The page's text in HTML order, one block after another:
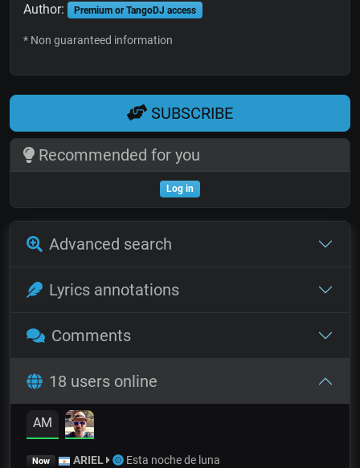
Author: Premium or TangoDJ access
* Non guaranteed information
SUBSCRIBE
Recommended for you
Log in
Advanced search
Lyrics annotations
Comments
18 users online
AM
Now ARIEL Esta noche de luna